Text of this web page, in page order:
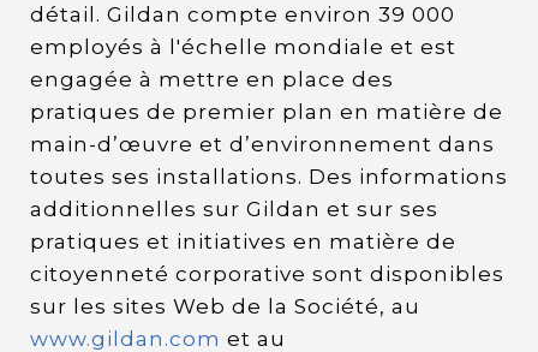
détail. Gildan compte environ 39 000
employés à l'échelle mondiale et est
engagée à mettre en place des
pratiques de premier plan en matière de
main-d’œuvre et d’environnement dans
toutes ses installations. Des informations
additionnelles sur Gildan et sur ses
pratiques et initiatives en matière de
citoyenneté corporative sont disponibles
sur les sites Web de la Société, au
www.gildan.com et au